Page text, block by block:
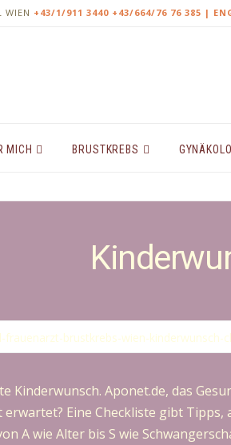
WIEN +43/1/911 3440 +43/664/76 76 385 |
MICH BRUSTKREBS
Kinderwunsch. Aponet.de, das
erwartet? Eine Checkliste gibt
A wie Alter bis S wie